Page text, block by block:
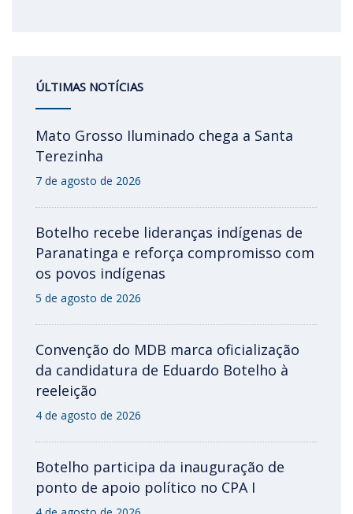
ÚLTIMAS NOTÍCIAS
Mato Grosso Iluminado chega a Santa
Terezinha
7 de agosto de 2026
Botelho recebe lideranças indígenas de
Paranatinga e reforça compromisso com
os povos indígenas
5 de agosto de 2026
Convenção do MDB marca oficialização
da candidatura de Eduardo Botelho à
reeleição
4 de agosto de 2026
Botelho participa da inauguração de
ponto de apoio político no CPA I